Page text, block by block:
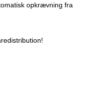
opkrævning fra